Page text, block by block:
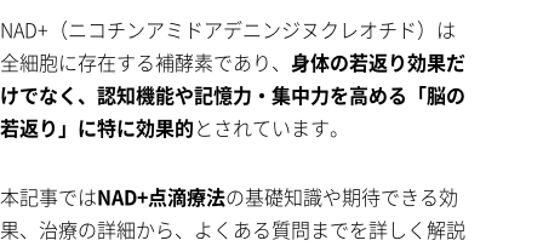
NAD+（ニコチンアミドアデニンジヌクレオチド）は
全細胞に存在する補酵素であり、 身体の若返り効果だ
けでなく、認知機能や記憶力・集中力を高める「脳の
若返り」に特に効果的とされています。
本記事ではNAD+点滴療法の基礎知識や期待できる効
果、治療の詳細から、よくある質問までを詳しく解説